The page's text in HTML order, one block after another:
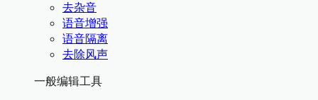
去杂音
语音增强
语音隔离
去除风声
一般编辑工具